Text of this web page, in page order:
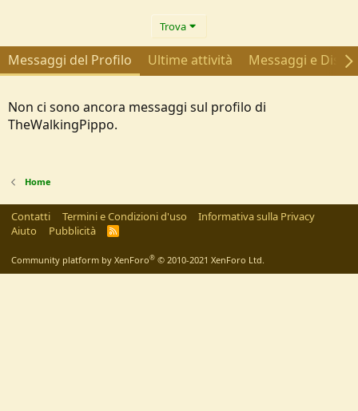
Trova
Messaggi del Profilo Ultime attività Messaggi e
Non ci sono ancora messaggi sul profilo di
TheWalkingPippo.
Home
Contatti Termini e Condizioni d'uso
Informativa sulla Privacy
Aiuto
Pubblicità
R
Community platform by XenForo® © 2010-2021 XenForo Ltd.